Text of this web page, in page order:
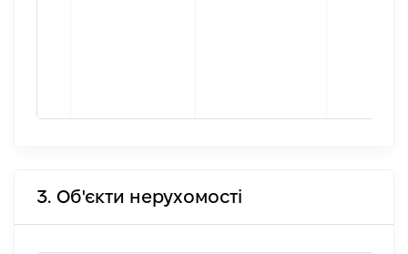
3. Об'єкти нерухомості